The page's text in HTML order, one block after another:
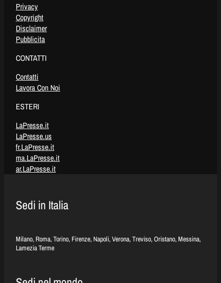
Privacy
Copyright
Disclaimer
Pubblicita
CONTATTI
Contatti
Lavora Con Noi
ESTERI
LaPresse.it
LaPresse.us
fr.LaPresse.it
ma.LaPresse.it
ar.LaPresse.it
Sedi in Italia
Milano, Roma, Torino, Firenze, Napoli, Verona, Treviso, Oristano, Messina,
Lamezia Terme